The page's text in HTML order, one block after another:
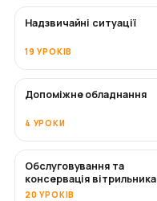
Надзвичайні ситуації
19 УРОКІВ
Допоміжне обладнання
4 УРОКИ
Обслуговування та
консервація вітрильника
20 УРОКІВ